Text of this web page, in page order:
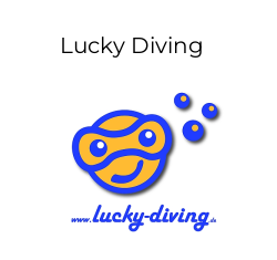
Lucky Diving